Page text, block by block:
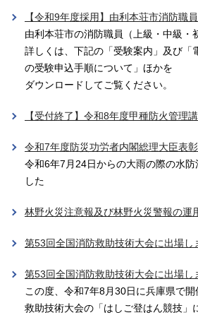
【令和9年度採用】由利本荘市消防職
由利本荘市の消防職員（上級・中級・
詳しくは、下記の「受験案内」及び「
の受験申込手順について」ほかを
ダウンロードしてご覧ください。
【受付終了】令和8年度甲種防火管理
令和7年度防災功労者内閣総理大臣表
令和6年7月24日からの大雨の際の水防
した
林野火災注意報及び林野火災警報の運
第53回全国消防救助技術大会に出場し
第53回全国消防救助技術大会に出場し
この度、令和7年8月30日に兵庫県で
救助技術大会の「はしご登はん競技」